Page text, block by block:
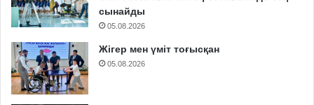
сынайды
05.08.2026
Жігер мен үміт тоғысқан
05.08.2026